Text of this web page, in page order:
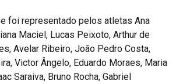
foi representado pelos atletas Ana
Maciel, Lucas Peixoto, Arthur de
Avelar Ribeiro, João Pedro Costa,
Victor Ângelo, Eduardo Moraes, Maria
Saraiva, Bruno Rocha, Gabriel